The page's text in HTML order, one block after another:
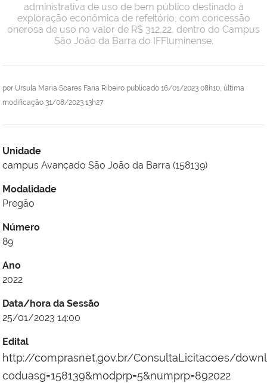
por Ursula Maria Soares Faria Ribeiro publicado 16/01/2023 08h10, última
modificação 31/08/2023 13h27
administrativa de uso de bem público destinado à
exploração econômica de refeitório, com concessão
onerosa de uso no valor de R$ 312,22, dentro do Campus
São João da Barra do IFFluminense.
Unidade
campus Avançado São João da Barra (158139)
Modalidade
Pregão
Número
89
Ano
2022
Data/hora da Sessão
25/01/2023 14:00
Edital
http://comprasnet.gov.br/ConsultaLicitacoes/
coduasg=158139&modprp=5&numprp=892022